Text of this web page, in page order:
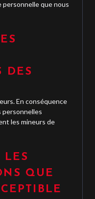
que nous
DES
En conséquence
personnelles
les mineurs de
LES
QUE